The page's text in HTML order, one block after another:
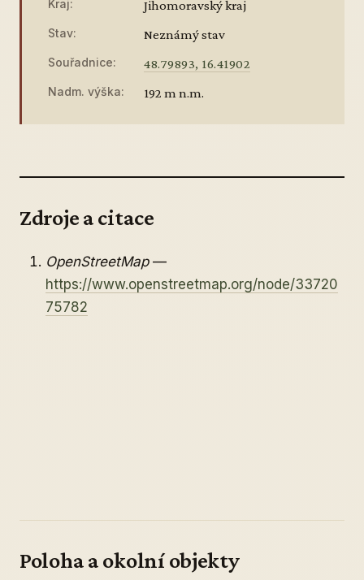
Kraj: Jihomoravský kraj
Stav: Neznámý stav
Souřadnice: 48.79893, 16.41902
Nadm. výška: 192 m n.m.
Zdroje a citace
OpenStreetMap—
https://www.openstreetmap.org/node/33720
75782
Poloha a okolní objekty